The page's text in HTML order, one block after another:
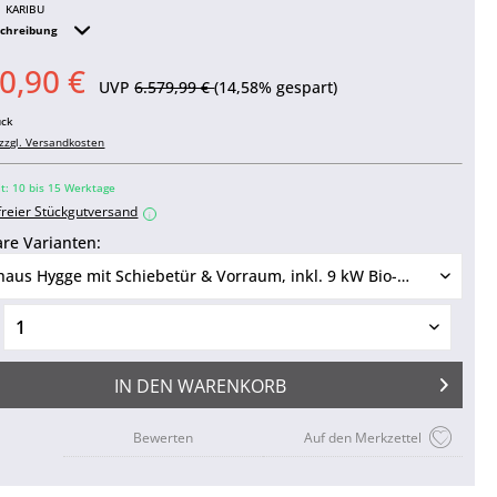
KARIBU
€ UVP6.579,99 €(14,58% gespart)
zzgl. Versandkosten
10 bis 15 Werktage
Stückgutversand i
Varianten:
IN DEN WARENKORB
Auf den Merkzettel
Bewerten